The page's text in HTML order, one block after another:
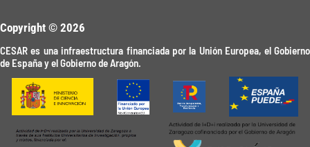
Copyright © 2026
CESAR es una infraestructura financiada por la Unión Europea, el Gobierno
de España y el Gobierno de Aragón.